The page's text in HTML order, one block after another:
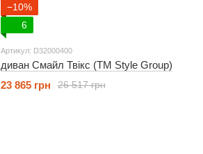
−10%
6
Артикул: D32000400
диван Смайл Твікс (ТМ Style Group)
26 517 грн
23 865 грн